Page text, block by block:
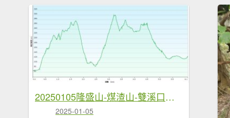
20250105隆盛山-煤渣山-雙溪口山主東峰-排寮尖-十八重溪山
2025-01-05